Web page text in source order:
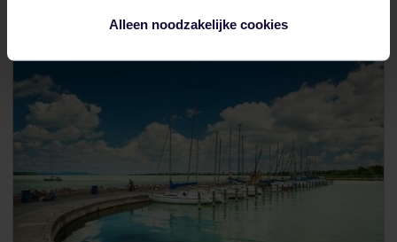
Alleen noodzakelijke cookies